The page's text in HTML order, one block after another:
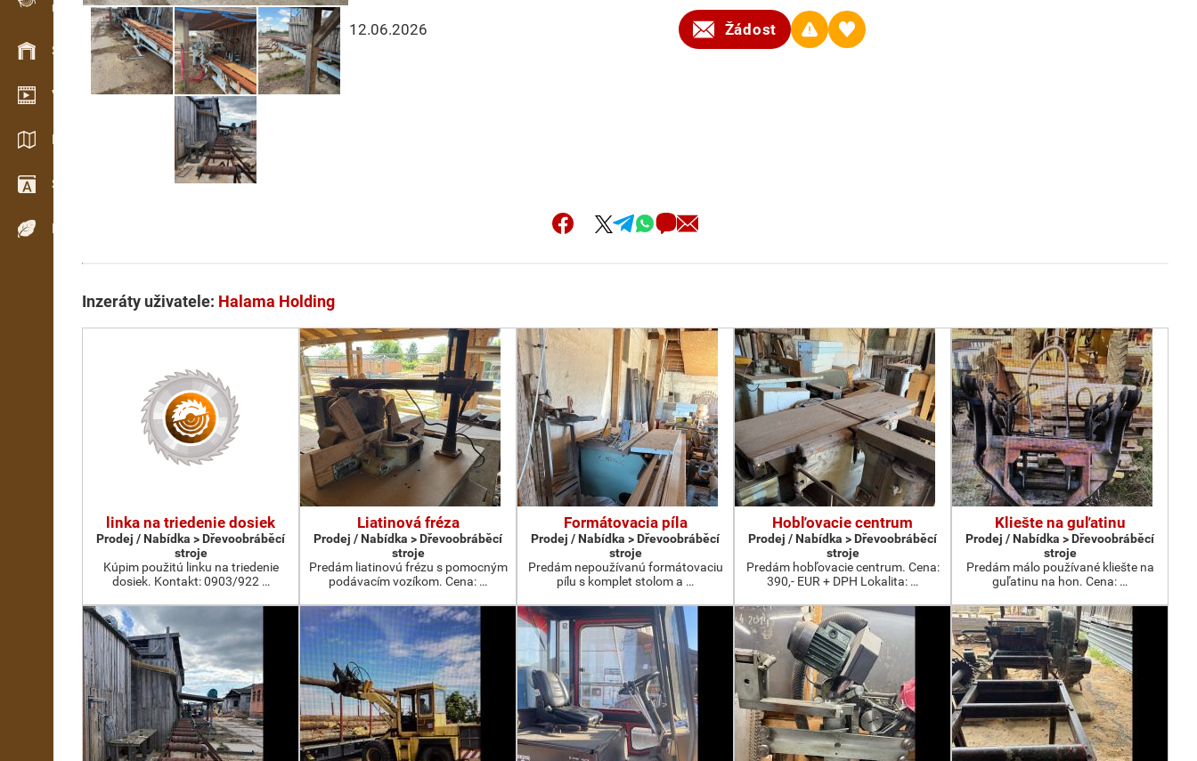
Evidence dřeva v terénu
Skladové hospodářství
Video showroom
Katalogy / Brožury
Slovník
Dřeviny
12.06.2026 Žádost
Inzeráty uživatele: Halama Holding
linka na triedenie dosiek
Prodej / Nabídka > Dřevoobráběcí
stroje
Kúpim použitú linku na triedenie
dosiek. Kontakt: 0903/922 …
Liatinová fréza
Prodej / Nabídka > Dřevoobráběcí
stroje
Predám liatinovú frézu s pomocným
podávacím vozíkom. Cena: …
Formátovacia píla
Prodej / Nabídka > Dřevoobráběcí
stroje
Predám nepoužívanú formátovaciu
pílu s komplet stolom a …
Hobľovacie centrum
Prodej / Nabídka > Dřevoobráběcí
stroje
Predám hobľovacie centrum. Cena:
390,- EUR + DPH Lokalita: …
Kliešte na guľatinu
Prodej / Nabídka > Dřevoobráběcí
stroje
Predám málo používané kliešte na
guľatinu na hon. Cena: …